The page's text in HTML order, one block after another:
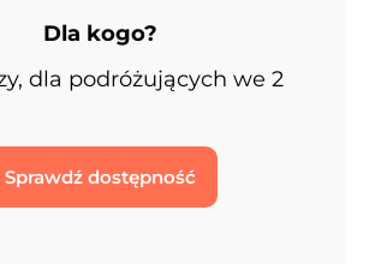
Dla kogo?
dla podróżujących we 2
Sprawdź dostępność